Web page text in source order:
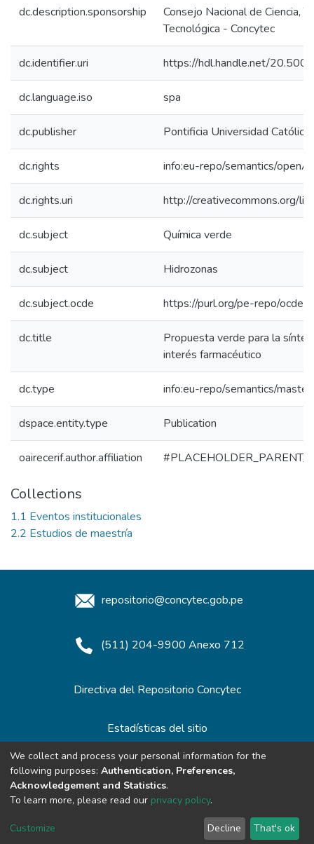
dc.description.sponsorship
Consejo Nacional de Ciencia,
Tecnológica - Concytec
dc.identifier.uri https://hdl.handle.net/
dc.language.iso spa
dc.publisher Pontificia Universidad Católica
dc.rights info:eu-repo/semantics/
dc.rights.uri http://creativecommons.org/
dc.subject Química verde
dc.subject Hidrozonas
dc.subject.ocde https://purl.org/pe-repo/ocde/
dc.title
Propuesta verde para la
interés farmacéutico
dc.type info:eu-repo/semantics/
dspace.entity.type Publication
oairecerif.author.affiliation
Collections
1.1 Eventos institucionales
2.2 Estudios de maestría
repositorio@concytec.gob.pe
(511) 204-9900 Anexo 712
Directiva del Repositorio Concytec
Estadísticas del sitio
Redes de Repositorios
We collect and process your personal information for the
following purposes: Authentication, Preferences,
Acknowledgement and Statistics.
To learn more, please read our privacy policy.
Customize Decline That's ok